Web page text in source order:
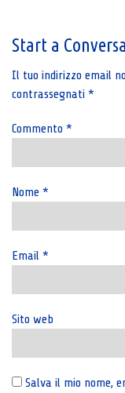
Start a
Il tuo indirizzo email
contrassegnati *
Commento *
Nome *
Email *
Sito web
Salva il mio nome,